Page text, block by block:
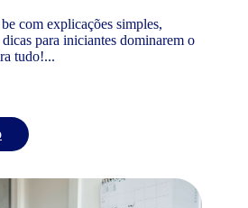
com explicações simples,
para iniciantes dominarem o
tudo!...